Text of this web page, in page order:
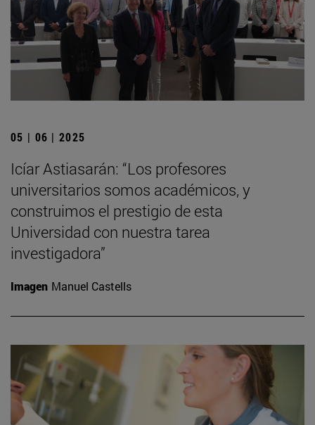
05 | 06 | 2025
Icíar Astiasarán: “Los profesores
universitarios somos académicos, y
construimos el prestigio de esta
Universidad con nuestra tarea
investigadora”
Imagen Manuel Castells